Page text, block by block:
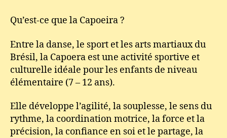
Qu’est-ce que la Capoeira ?
Entre la danse, le sport et les arts martiaux du
Brésil, la Capoera est une activité sportive et
culturelle idéale pour les enfants de niveau
élémentaire (7 – 12 ans).
Elle développe l’agilité, la souplesse, le sens du
rythme, la coordination motrice, la force et la
précision, la confiance en soi et le partage, la